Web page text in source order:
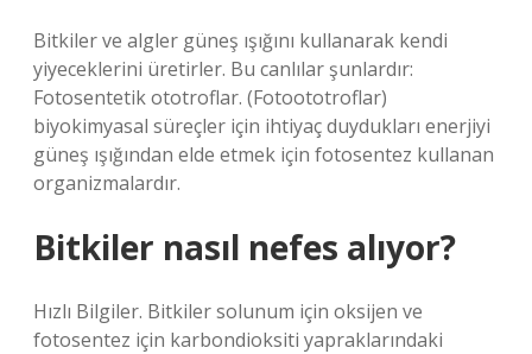
Bitkiler ve algler güneş ışığını kullanarak kendi
yiyeceklerini üretirler. Bu canlılar şunlardır:
Fotosentetik ototroflar. (Fotoototroflar)
biyokimyasal süreçler için ihtiyaç duydukları enerjiyi
güneş ışığından elde etmek için fotosentez kullanan
organizmalardır.
Bitkiler nasıl nefes alıyor?
Hızlı Bilgiler. Bitkiler solunum için oksijen ve
fotosentez için karbondioksiti yapraklarındaki